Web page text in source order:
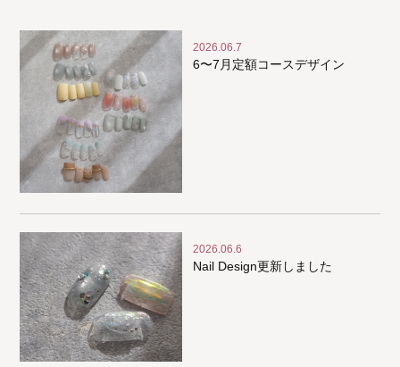
2026.06.7
6〜7月定額コースデザイン
2026.06.6
Nail Design更新しました